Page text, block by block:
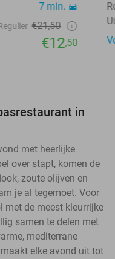
7 min.
€21,50
€12,50
in
met heerlijke
over stapt, komen de
zoute olijven en
je al tegemoet. Voor
met de meest kleurrijke
samen te delen met
mediterrane
elke avond uit tot